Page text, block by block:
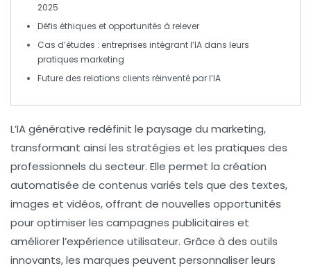
2025
Défis éthiques et opportunités à relever
Cas d’études : entreprises intégrant l’IA dans leurs
pratiques marketing
Future des relations clients réinventé par l’IA
L’IA générative redéfinit le paysage du marketing,
transformant ainsi les stratégies et les pratiques des
professionnels du secteur. Elle permet la création
automatisée de contenus variés tels que des textes,
images et vidéos, offrant de nouvelles opportunités
pour optimiser les campagnes publicitaires et
améliorer l’expérience utilisateur. Grâce à des outils
innovants, les marques peuvent personnaliser leurs